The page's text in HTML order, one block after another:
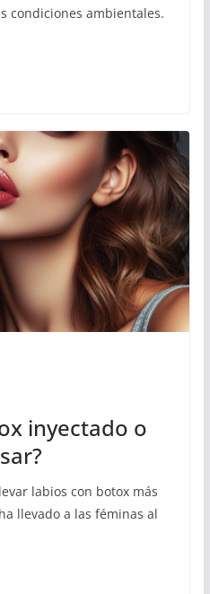
condiciones ambientales.
inyectado o
labios con botox más
llevado a las féminas al